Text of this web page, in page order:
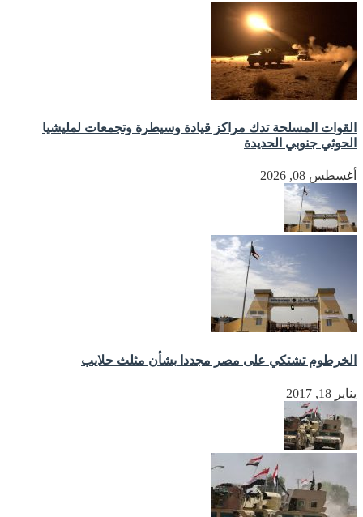
القوات المسلحة تدك مراكز قيادة وسيطرة وتجمعات لمليشيا
الحوثي جنوبي الحديدة
أغسطس 08, 2026
الخرطوم تشتكي على مصر مجددا بشأن مثلث حلايب
يناير 18, 2017